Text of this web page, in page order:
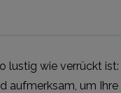
wie verrückt
aufmerksam, um